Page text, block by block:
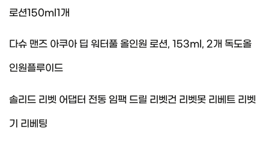
로션150ml1개
다슈 맨즈 아쿠아 딥 워터풀 올인원 로션, 153ml, 2개 독도올
인원플루이드
솔리드 리벳 어댑터 전동 임팩 드릴 리벳건 리벳못 리베트 리벳
기 리베팅